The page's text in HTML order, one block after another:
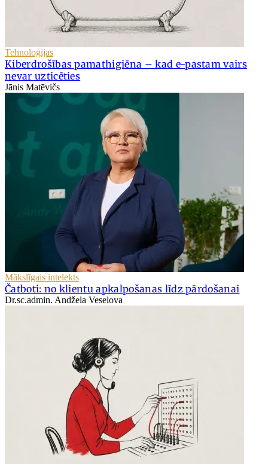
Tehnoloģijas
Kiberdrošības pamathigiēna – kad e-pastam vairs
nevar uzticēties
Jānis Matēvičs
Mākslīgais intelekts
Čatboti: no klientu apkalpošanas līdz pārdošanai
Dr.sc.admin. Andžela Veselova